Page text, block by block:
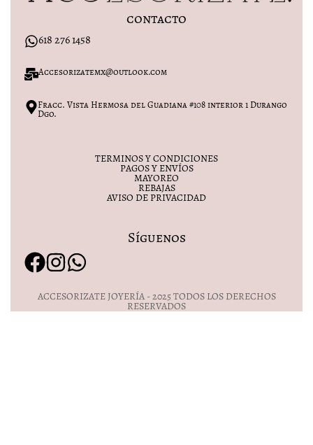
contacto
618 276 1458
Accesorizatemx@outlook.com
Fracc. Vista Hermosa del Guadiana #108 interior 1 Durango
Dgo.
TERMINOS Y CONDICIONES
PAGOS Y ENVÍOS
MAYOREO
REBAJAS
AVISO DE PRIVACIDAD
Síguenos
ACCESORIZATE JOYERÍA - 2025 TODOS LOS DERECHOS
RESERVADOS